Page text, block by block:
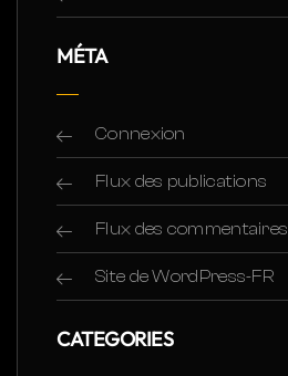
MÉTA
Connexion
Flux des publications
Flux des commentaires
Site de WordPress-FR
CATEGORIES